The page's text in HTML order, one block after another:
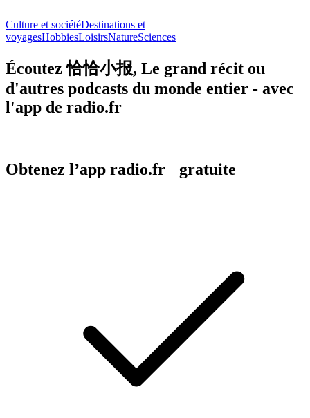
Culture et sociétéDestinations et
voyagesHobbiesLoisirsNatureSciences
Écoutez 恰恰小报, Le grand récit ou
d'autres podcasts du monde entier - avec
l'app de radio.fr
Obtenez l’app radio.fr gratuite